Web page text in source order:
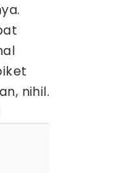
nihil.